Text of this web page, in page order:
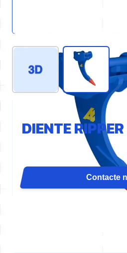
View larger image
View
DIENTE RIPPER
El diente desgarrador D61
cilindro en un solo punto para
penetración. Es ideal para
ranurado, desgarramiento de
raíces. Disponible para
Contacte